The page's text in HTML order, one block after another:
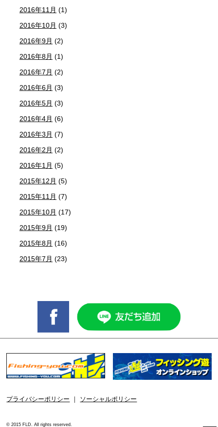
2016年11月 (1)
2016年10月 (3)
2016年9月 (2)
2016年8月 (1)
2016年7月 (2)
2016年6月 (3)
2016年5月 (3)
2016年4月 (6)
2016年3月 (7)
2016年2月 (2)
2016年1月 (5)
2015年12月 (5)
2015年11月 (7)
2015年10月 (17)
2015年9月 (19)
2015年8月 (16)
2015年7月 (23)
プライバシーポリシー ｜ ソーシャルポリシー
© 2015 FLD. All rights reserved.